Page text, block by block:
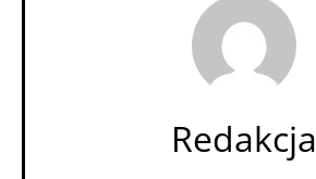
Redakcja